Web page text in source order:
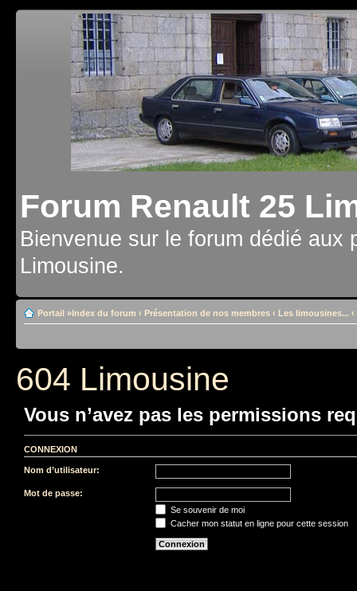
Forum Renault 25
Bienvenue sur le forum dédié aux
Limousine.
Portail »Index du forum ‹ Présentation de nos membres ‹ Les limousines... ‹
604 Limousine
Vous n’avez pas les permissions
CONNEXION
Nom d’utilisateur:
Mot de passe:
Se souvenir de moi
Cacher mon statut en ligne pour cette session